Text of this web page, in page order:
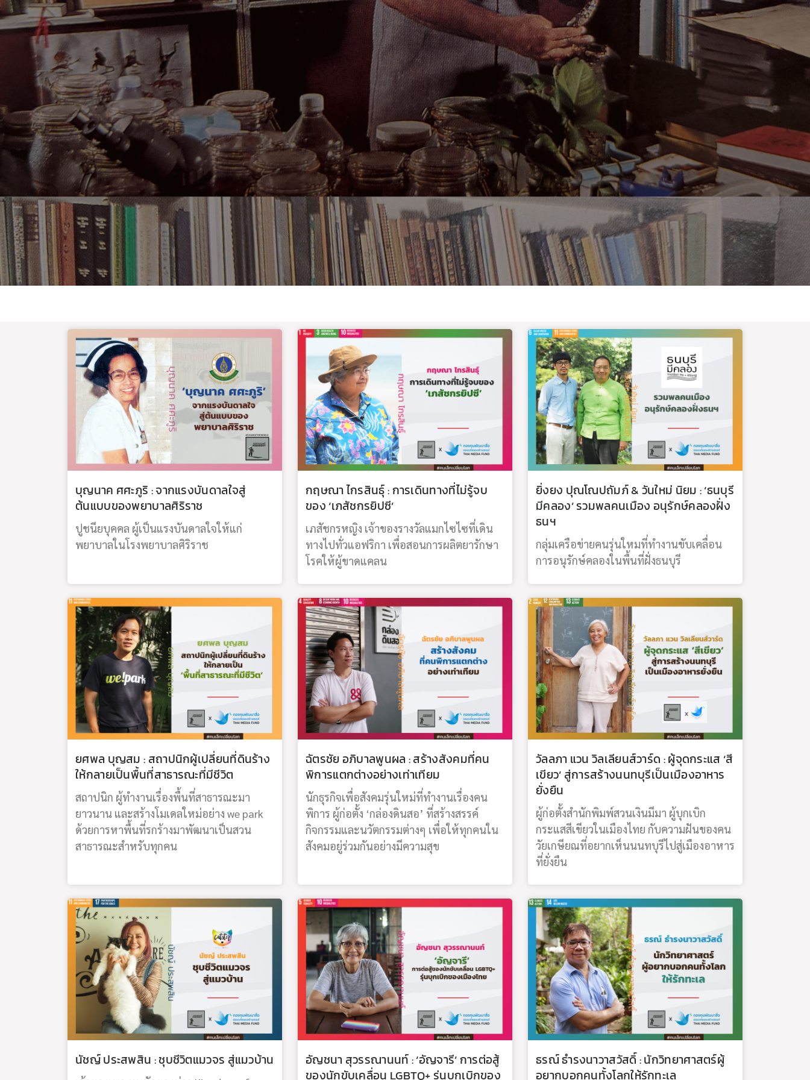
บุญนาค ศศะภูริ : จากแรงบันดาลใจสู่
ต้นแบบของพยาบาลศิริราช
ปูชนียบุคคล ผู้เป็นแรงบันดาลใจให้แก่
พยาบาลในโรงพยาบาลศิริราช
กฤษณา ไกรสินธุ์ : การเดินทางที่ไม่รู้จบ
ของ ‘เภสัชกรยิปซี’
เภสัชกรหญิง เจ้าของรางวัลแมกไซไซที่เดิน
ทางไปทั่วแอฟริกา เพื่อสอนการผลิตยารักษา
โรคให้ผู้ขาดแคลน
ยิ่งยง ปุณโณปถัมภ์ & วันใหม่ นิยม : ‘ธนบุรี
มีคลอง’ รวมพลคนเมือง อนุรักษ์คลองฝั่ง
ธนฯ
กลุ่มเครือข่ายคนรุ่นใหมที่ทำงานขับเคลื่อน
การอนุรักษ์คลองในพื้นที่ฝั่งธนบุรี
ยศพล บุญสม : สถาปนิกผู้เปลี่ยนที่ดินร้าง
ให้กลายเป็นพื้นที่สาธารณะที่มีชีวิต
สถาปนิก ผู้ทำงานเรื่องพื้นที่สาธารณะมา
ยาวนาน และสร้างโมเดลใหม่อย่าง we park
ด้วยการหาพื้นที่รกร้างมาพัฒนาเป็นสวน
สาธารณะสำหรับทุกคน
ฉัตรชัย อภิบาลพูนผล : สร้างสังคมที่คน
พิการแตกต่างอย่างเท่าเทียม
นักธุรกิจเพื่อสังคมรุ่นใหม่ที่ทำงานเรื่องคน
พิการ ผู้ก่อตั้ง ‘กล่องดินสอ’ ที่สร้างสรรค์
กิจกรรมและนวัตกรรมต่างๆ เพื่อให้ทุกคนใน
สังคมอยู่ร่วมกันอย่างมีความสุข
วัลลภา แวน วิลเลียนส์วาร์ด : ผู้จุดกระแส ‘สี
เขียว’ สู่การสร้างนนทบุรีเป็นเมืองอาหาร
ยั่งยืน
ผู้ก่อตั้งสำนักพิมพ์สวนเงินมีมา ผู้บุกเบิก
กระแสสีเขียวในเมืองไทย กับความฝันของคน
วัยเกษียณที่อยากเห็นนนทบุรีไปสู่เมืองอาหาร
ที่ยั่งยืน
นัชญ์ ประสพสิน : ชุบชีวิตแมวจร สู่แมวบ้าน
อัญชนา สุวรรณานนท์ : ‘อัญจารี’ การต่อสู้
ของนักขับเคลื่อน LGBTQ+ รุ่นบุกเบิกของ
ธรณ์ ธำรงนาวาสวัสดิ์ : นักวิทยาศาสตร์ผู้
อยากบอกคนทั้งโลกให้รักทะเล